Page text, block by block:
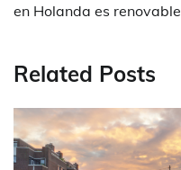
en Holanda es renovable
Related Posts